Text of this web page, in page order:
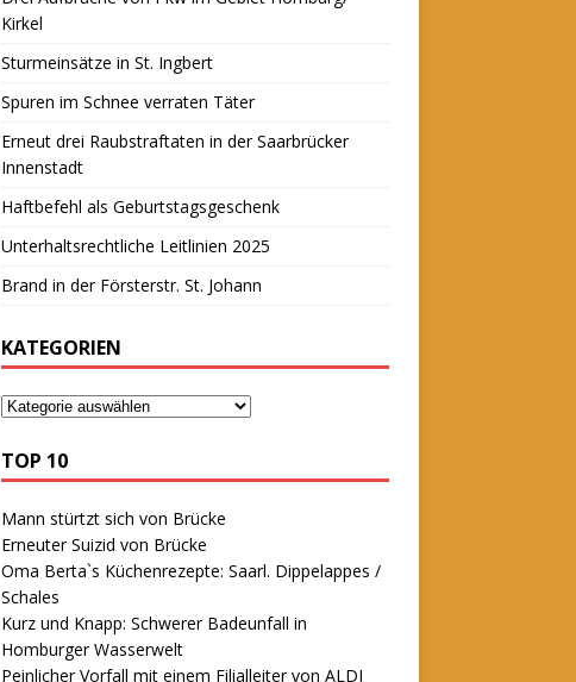
Kirkel
Sturmeinsätze in St. Ingbert
Spuren im Schnee verraten Täter
Erneut drei Raubstraftaten in der Saarbrücker
Innenstadt
Haftbefehl als Geburtstagsgeschenk
Unterhaltsrechtliche Leitlinien 2025
Brand in der Försterstr. St. Johann
KATEGORIEN
TOP 10
Mann stürtzt sich von Brücke
Erneuter Suizid von Brücke
Oma Berta`s Küchenrezepte: Saarl. Dippelappes /
Schales
Kurz und Knapp: Schwerer Badeunfall in
Homburger Wasserwelt
Peinlicher Vorfall mit einem Filialleiter von ALDI